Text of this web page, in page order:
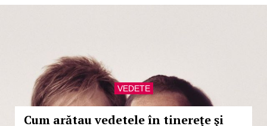
VEDETE
Cum arătau vedetele în tinereţe şi